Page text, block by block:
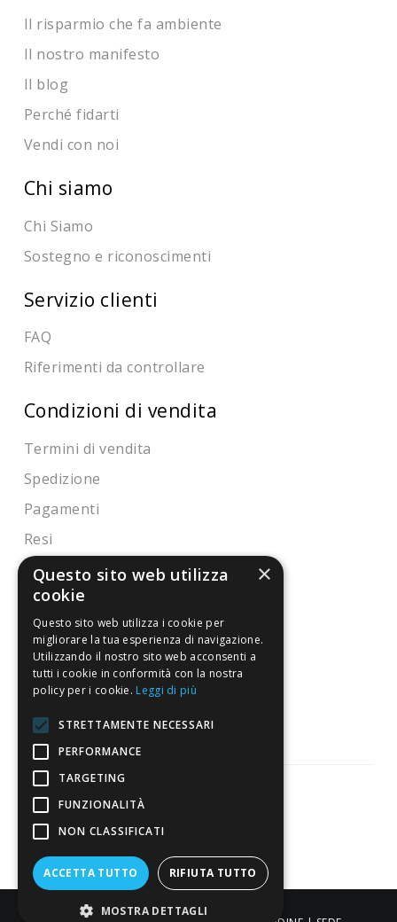
Il risparmio che fa ambiente
Il nostro manifesto
Il blog
Perché fidarti
Vendi con noi
Chi siamo
Chi Siamo
Sostegno e riconoscimenti
Servizio clienti
FAQ
Riferimenti da controllare
Condizioni di vendita
Termini di vendita
Spedizione
Pagamenti
Resi
4,7/5
Eccellente
3.818
Recensioni
Pagamenti sicuri
×
Questo sito web utilizza
cookie
Questo sito web utilizza i cookie per
migliorare la tua esperienza di navigazione.
Utilizzando il nostro sito web acconsenti a
tutti i cookie in conformità con la nostra
policy per i cookie. Leggi di più
STRETTAMENTE NECESSARI
PERFORMANCE
TARGETING
FUNZIONALITÀ
NON CLASSIFICATI
ACCETTA TUTTO RIFIUTA TUTTO
MOSTRA DETTAGLI